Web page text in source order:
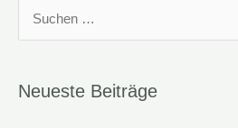
h
Neueste Beiträge